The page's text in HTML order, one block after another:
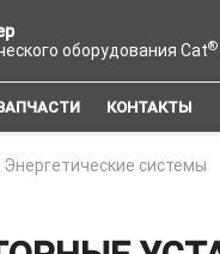
оборудования Cat®
КОНТАКТЫ
Энергетические системы